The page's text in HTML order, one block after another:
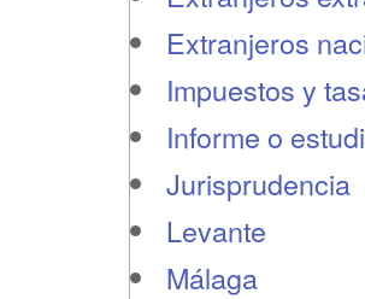
Extranjeros
Impuestos y
Informe o
Jurisprudencia
Levante
Málaga